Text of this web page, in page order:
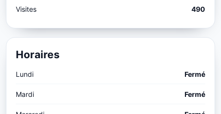
Visites 490
Horaires
Lundi Fermé
Mardi Fermé